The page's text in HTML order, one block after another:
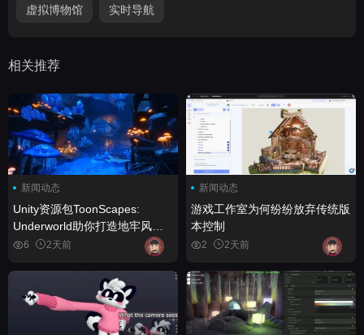
虚拟博物馆 实时导航
相关推荐
新闻动态
Unity资源包ToonScapes:
Underworld助你打造地牢风格
环境
6 2天前
新闻动态
游戏工作室为何纷纷放弃传统版
本控制
2 2天前